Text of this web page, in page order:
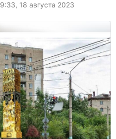
18 августа 2023